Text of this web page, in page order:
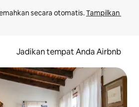
secara otomatis. Tampilkan
Jadikan tempat Anda Airbnb